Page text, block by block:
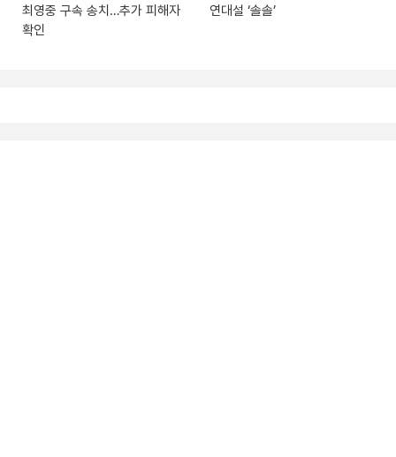
최영중 구속 송치…추가 피해자
확인
연대설 ‘솔솔’